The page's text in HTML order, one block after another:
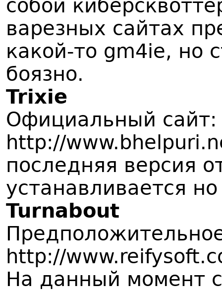
собой
варезных сайтах
какой-то gm4ie, но
боязно.
Trixie
Официальный сайт:
http://
последняя версия
устанавливается
Turnabout
http://
На данный момент